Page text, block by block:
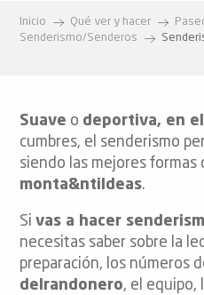
Inicio Qué ver y hacer
Senderismo/Senderos
Suave o deportiva, en
cumbres, el senderismo
siendo las mejores
monta&ntildeas.
Si vas a hacer
necesitas saber sobre la
preparación, los números
delrandonero, el equipo,